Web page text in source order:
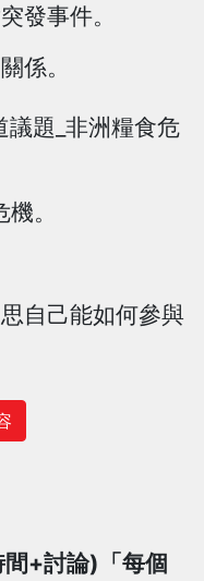
發事件。
係。
題_非洲糧食危
。
自己能如何參與
+討論)「每個